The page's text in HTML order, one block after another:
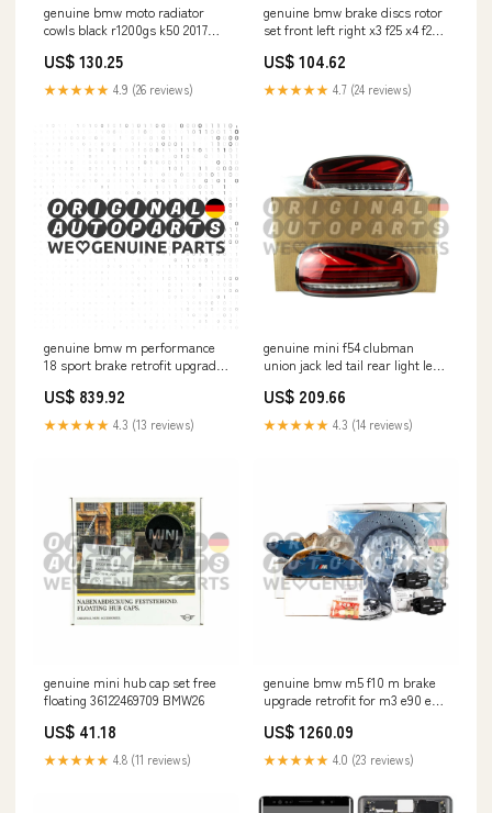
genuine bmw moto radiator
cowls black r1200gs k50 2017
BMW50
US$ 130.25
★★★★★ 4.9 (26 reviews)
genuine bmw brake discs rotor
set front left right x3 f25 x4 f26
US$ 104.62
★★★★★ 4.7 (24 reviews)
genuine bmw m performance
18 sport brake retrofit upgrade
3 f30 f31 4 f32 f33 f36 VAG04
US$ 839.92
★★★★★ 4.3 (13 reviews)
genuine mini f54 clubman
union jack led tail rear light left
US$ 209.66
★★★★★ 4.3 (14 reviews)
genuine mini hub cap set free
floating 36122469709 BMW26
US$ 41.18
★★★★★ 4.8 (11 reviews)
genuine bmw m5 f10 m brake
upgrade retrofit for m3 e90 e92
US$ 1260.09
★★★★★ 4.0 (23 reviews)